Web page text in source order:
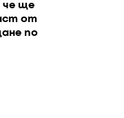
че ще
от
по